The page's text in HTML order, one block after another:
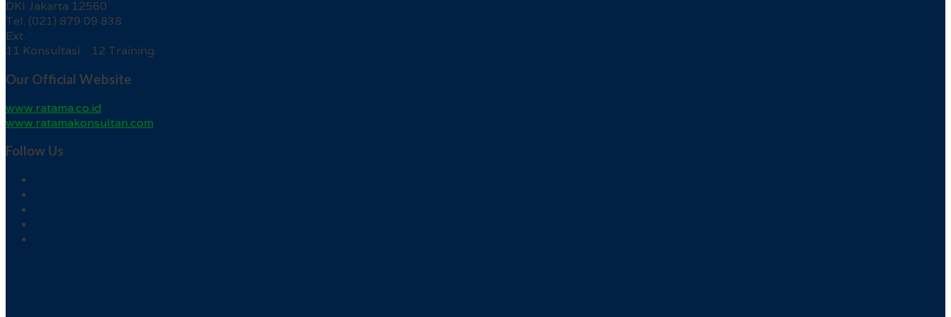
DKI Jakarta 12560
Tel. (021) 879 09 838
Ext.
11 Konsultasi 12 Training
Our Official Website
www.ratama.co.id
www.ratamakonsultan.com
Follow Us